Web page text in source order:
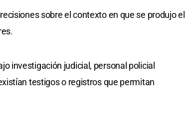
sobre el contexto en que se produjo el
investigación judicial, personal policial
testigos o registros que permitan